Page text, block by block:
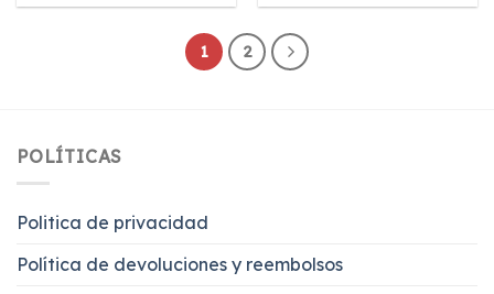
1 2
POLÍTICAS
Politica de privacidad
Política de devoluciones y reembolsos